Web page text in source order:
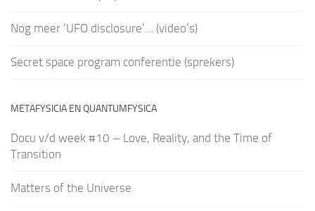
Nog meer ‘UFO disclosure’… (video’s)
Secret space program conferentie (sprekers)
METAFYSICIA EN QUANTUMFYSICA
Docu v/d week #10 – Love, Reality, and the Time of
Transition
Matters of the Universe